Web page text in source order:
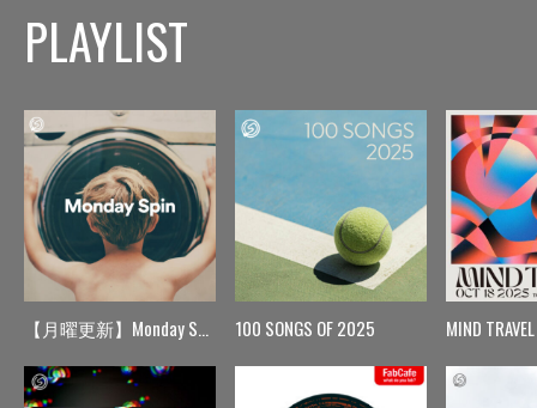
PLAYLIST
【月曜更新】Monday Spin 100 SONGS OF 2025 MIND TRAVEL